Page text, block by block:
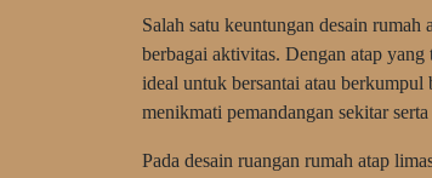
Salah satu keuntungan desain
berbagai aktivitas. Dengan atap
ideal untuk bersantai atau berkumpul
menikmati pemandangan sekitar serta
Pada desain ruangan rumah atap